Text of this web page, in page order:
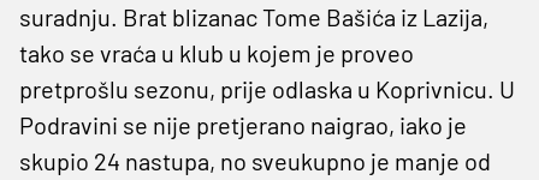
suradnju. Brat blizanac Tome Bašića iz Lazija,
tako se vraća u klub u kojem je proveo
pretprošlu sezonu, prije odlaska u Koprivnicu. U
Podravini se nije pretjerano naigrao, iako je
skupio 24 nastupa, no sveukupno je manje od